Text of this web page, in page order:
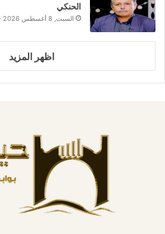
الحنكي
السبت, 8 أغسطس 2026 - 9:11 م
اظهر المزيد